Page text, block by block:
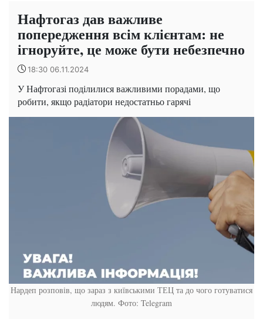
Нафтогаз дав важливе
попередження всім клієнтам: не
ігноруйте, це може бути небезпечно
18:30 06.11.2024
У Нафтогазі поділилися важливими порадами, що
робити, якщо радіатори недостатньо гарячі
Нардеп розповів, що зараз з київськими ТЕЦ та до чого готуватися
людям. Фото: Telegram